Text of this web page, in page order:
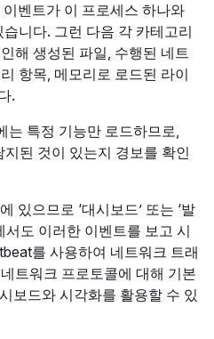
벤트가 이 프로세스 하나와
니다. 그런 다음 각 카테고리
해 생성된 파일, 수행된 네트
항목, 메모리로 로드된 라이
.
는 특정 기능만 로드하므로,
된 것이 있는지 경보를 확인
있으므로 ‘대시보드’ 또는 ‘발
서도 이러한 이벤트를 보고 시
를 사용하여 네트워크 트래
트워크 프로토콜에 대해 기본
보드와 시각화를 활용할 수 있